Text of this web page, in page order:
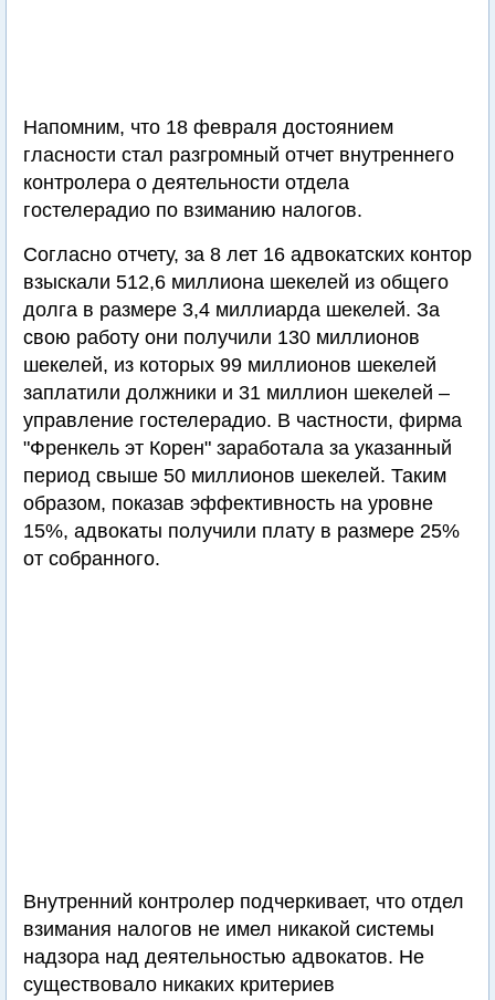
Напомним, что 18 февраля достоянием
гласности стал разгромный отчет внутреннего
контролера о деятельности отдела
гостелерадио по взиманию налогов.
Согласно отчету, за 8 лет 16 адвокатских контор
взыскали 512,6 миллиона шекелей из общего
долга в размере 3,4 миллиарда шекелей. За
свою работу они получили 130 миллионов
шекелей, из которых 99 миллионов шекелей
заплатили должники и 31 миллион шекелей –
управление гостелерадио. В частности, фирма
"Френкель эт Корен" заработала за указанный
период свыше 50 миллионов шекелей. Таким
образом, показав эффективность на уровне
15%, адвокаты получили плату в размере 25%
от собранного.
Внутренний контролер подчеркивает, что отдел
взимания налогов не имел никакой системы
надзора над деятельностью адвокатов. Не
существовало никаких критериев